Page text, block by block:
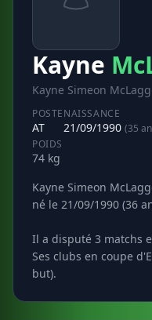
Kayne
Kayne Simeon
POSTE
AT
NAISSANCE
21/09/1990 (35
POIDS
74 kg
Kayne Simeon
né le 21/09/1990 (36
Il a disputé 3 matchs
Ses clubs en coupe
but).